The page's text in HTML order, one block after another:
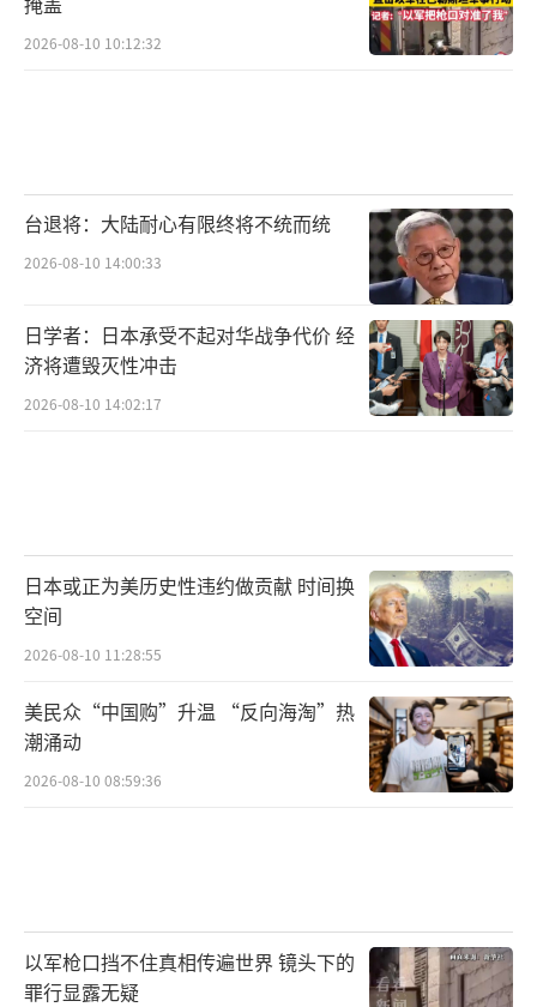
2026-08-10 10:12:32
台退将：大陆耐心有限终将不统而统
2026-08-10 14:00:33
日学者：日本承受不起对华战争代价 经
济将遭毁灭性冲击
2026-08-10 14:02:17
日本或正为美历史性违约做贡献 时间换
空间
2026-08-10 11:28:55
美民众“中国购”升温 “反向海淘”热
潮涌动
2026-08-10 08:59:36
以军枪口挡不住真相传遍世界 镜头下的
罪行显露无疑